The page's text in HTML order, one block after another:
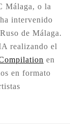
Málaga, o la
intervenido
de Málaga.
realizando el
en
en formato